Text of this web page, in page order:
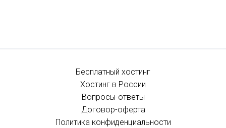
Бесплатный хостинг
Хостинг в России
Вопросы-ответы
Договор-оферта
Политика конфиденциальности